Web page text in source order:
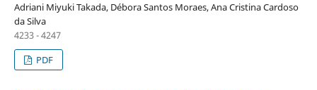
Adriani Miyuki Takada, Débora Santos Moraes, Ana Cristina Cardoso
da Silva
4233 - 4247
PDF